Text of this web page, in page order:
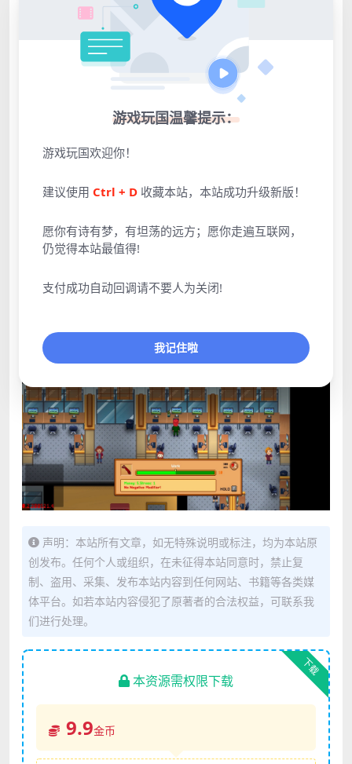
声明：本站所有文章，如无特殊说明或标注，均为本站原
创发布。任何个人或组织，在未征得本站同意时，禁止复
制、盗用、采集、发布本站内容到任何网站、书籍等各类媒
体平台。如若本站内容侵犯了原著者的合法权益，可联系我
们进行处理。
下载
本资源需权限下载
9.9金币
游戏玩国温馨提示：
游戏玩国欢迎你！
建议使用 Ctrl + D 收藏本站，本站成功升级新版！
愿你有诗有梦，有坦荡的远方；愿你走遍互联网，
仍觉得本站最值得!
支付成功自动回调请不要人为关闭!
我记住啦